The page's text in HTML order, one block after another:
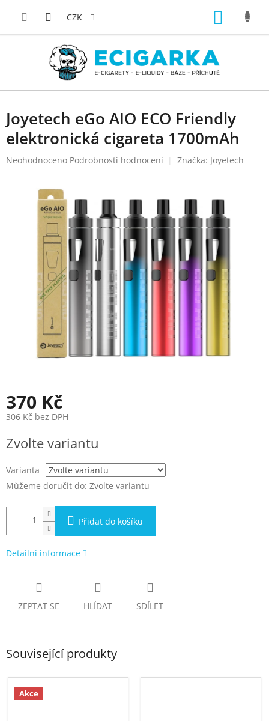
CZK
Joyetech eGo AIO ECO Friendly
elektronická cigareta 1700mAh
Průměrné
hvězdiček.
Neohodnoceno Podrobnosti hodnocení Značka: Joyetech
370 Kč
306 Kč bez DPH
cena:
Zvolte variantu
Varianta
Můžeme doručit do: Zvolte variantu
Přidat do košíku
Detailní informace
ZEPTAT SE HLÍDAT SDÍLET
Související produkty
Akce